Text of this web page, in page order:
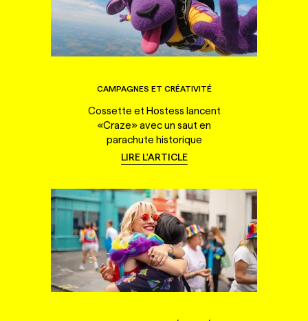
CAMPAGNES ET CRÉATIVITÉ
Cossette et Hostess lancent
«Craze» avec un saut en
parachute historique
LIRE L'ARTICLE